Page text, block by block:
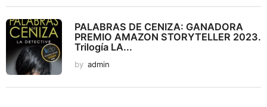
PALABRAS DE CENIZA: GANADORA
PREMIO AMAZON STORYTELLER 2023.
Trilogía LA...
by admin